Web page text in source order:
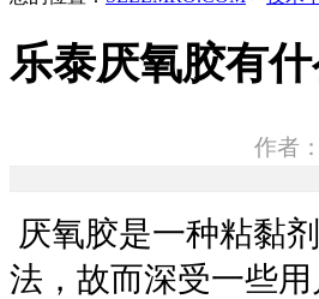
乐泰厌氧胶有
作者
厌氧胶是一种粘黏
法，故而深受一些